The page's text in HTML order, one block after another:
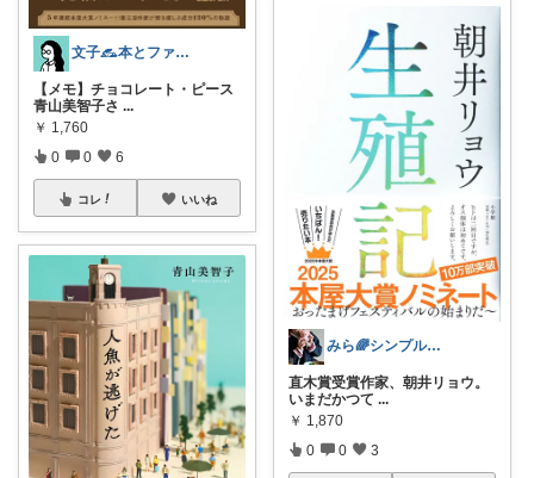
文子𓃺本とファッション
【メモ】チョコレート・ピース
青山美智子さ ...
￥ 1,760
0 0 6
コレ いいね
みら🌈シンプルって最高🤍
直木賞受賞作家、朝井リョウ。
いまだかつて ...
￥ 1,870
0 0 3